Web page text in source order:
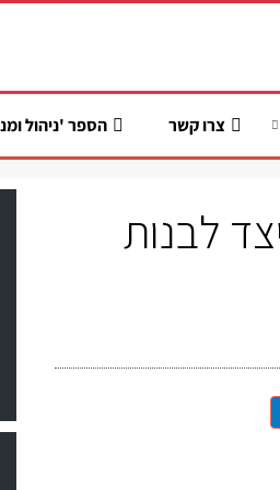
צרו קשר הספר 'ניהול
לבנות